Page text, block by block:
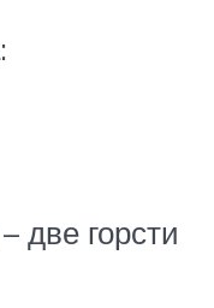
две горсти